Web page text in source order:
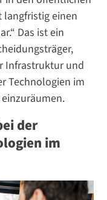
langfristig einen
Das ist ein
Infrastruktur und
Technologien im
der
im